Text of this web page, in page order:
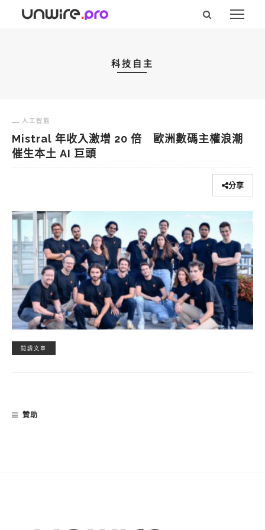
科技自主
人工智能
Mistral 年收入激增 20 倍 歐洲數碼主權浪潮
催生本土 AI 巨頭
分享
閱讀文章
贊助